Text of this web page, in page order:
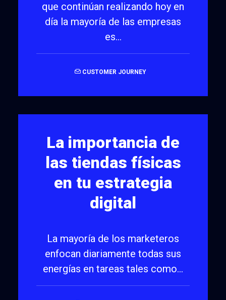
que continúan realizando hoy en
día la mayoría de las empresas
es…
CUSTOMER JOURNEY
La importancia de
las tiendas físicas
en tu estrategia
digital
La mayoría de los marketeros
enfocan diariamente todas sus
energías en tareas tales como…